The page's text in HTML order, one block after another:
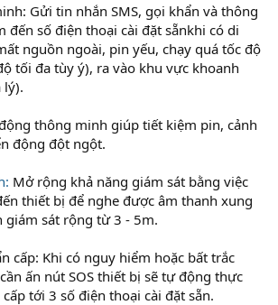
Gửi tin nhắn SMS, gọi khẩn và thông
đến số điện thoại cài đặt sẵnkhi có di
nguồn ngoài, pin yếu, chạy quá tốc độ
tối đa tùy ý), ra vào khu vực khoanh
lý).
thông minh giúp tiết kiệm pin, cảnh
động đột ngột.
Mở rộng khả năng giám sát bằng việc
thiết bị để nghe được âm thanh xung
giám sát rộng từ 3 - 5m.
cấp: Khi có nguy hiểm hoặc bất trắc
ấn nút SOS thiết bị sẽ tự động thực
tới 3 số điện thoại cài đặt sẵn.